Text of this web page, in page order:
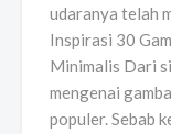
udaranya telah
Inspirasi 30
Minimalis Dari
mengenai
populer. Sebab